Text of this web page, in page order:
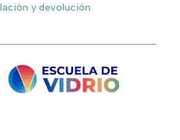
y devolución